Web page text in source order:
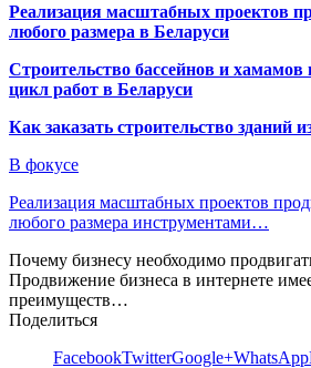
Реализация масштабных проектов
любого размера в Беларуси
Строительство бассейнов и
цикл работ в Беларуси
Как заказать строительство зданий
В фокусе
Реализация масштабных проектов
любого размера инструментами…
Почему бизнесу необходимо
Продвижение бизнеса в интернете
преимуществ…
Поделиться
FacebookTwitterGoogle+WhatsApp